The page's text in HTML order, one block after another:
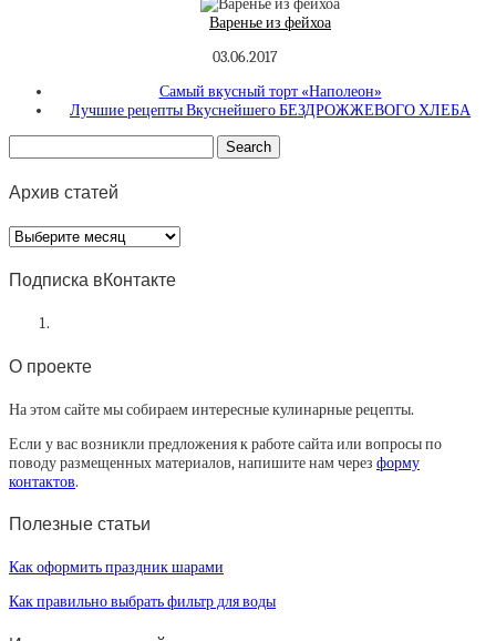
Варенье из фейхоа
03.06.2017
Самый вкусный торт «Наполеон»
Лучшие рецепты Вкуснейшего БЕЗДРОЖЖЕВОГО ХЛЕБА
Архив статей
Архив
статей
Подписка вКонтакте
О проекте
На этом сайте мы собираем интересные кулинарные рецепты.
Если у вас возникли предложения к работе сайта или вопросы по
поводу размещенных материалов, напишите нам через форму
контактов.
Полезные статьи
Как оформить праздник шарами
Как правильно выбрать фильтр для воды